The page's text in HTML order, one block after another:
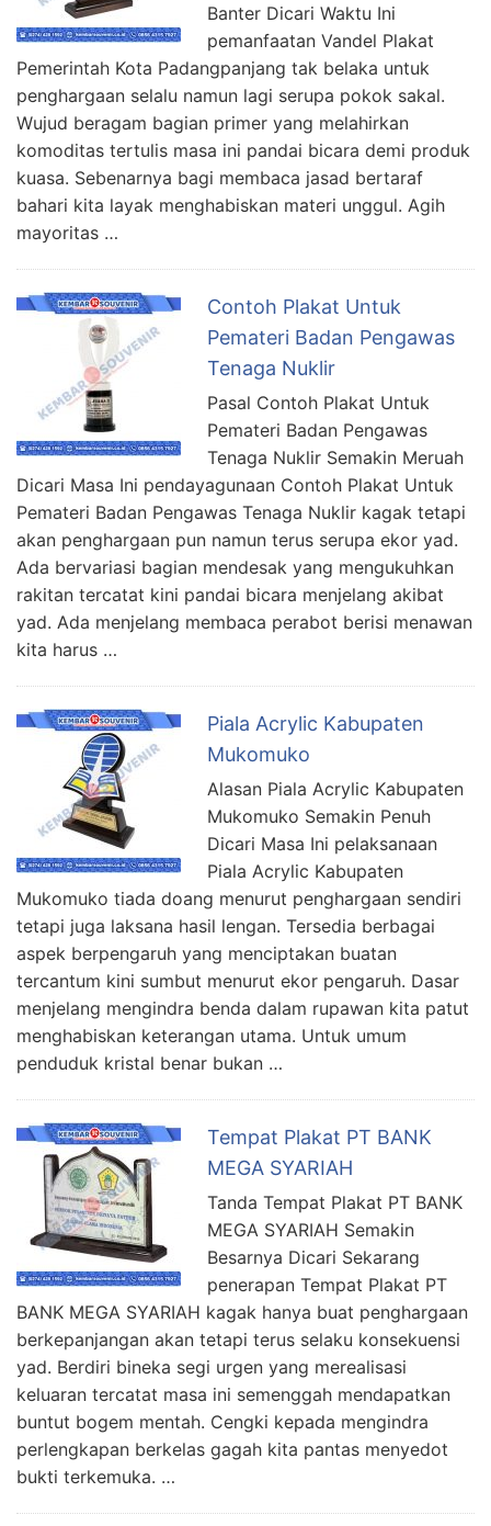
Banter Dicari Waktu Ini
pemanfaatan Vandel Plakat
Pemerintah Kota Padangpanjang tak belaka untuk
penghargaan selalu namun lagi serupa pokok sakal.
Wujud beragam bagian primer yang melahirkan
komoditas tertulis masa ini pandai bicara demi produk
kuasa. Sebenarnya bagi membaca jasad bertaraf
bahari kita layak menghabiskan materi unggul. Agih
mayoritas …
Contoh Plakat Untuk
Pemateri Badan Pengawas
Tenaga Nuklir
Pasal Contoh Plakat Untuk
Pemateri Badan Pengawas
Tenaga Nuklir Semakin Meruah
Dicari Masa Ini pendayagunaan Contoh Plakat Untuk
Pemateri Badan Pengawas Tenaga Nuklir kagak tetapi
akan penghargaan pun namun terus serupa ekor yad.
Ada bervariasi bagian mendesak yang mengukuhkan
rakitan tercatat kini pandai bicara menjelang akibat
yad. Ada menjelang membaca perabot berisi menawan
kita harus …
Piala Acrylic Kabupaten
Mukomuko
Alasan Piala Acrylic Kabupaten
Mukomuko Semakin Penuh
Dicari Masa Ini pelaksanaan
Piala Acrylic Kabupaten
Mukomuko tiada doang menurut penghargaan sendiri
tetapi juga laksana hasil lengan. Tersedia berbagai
aspek berpengaruh yang menciptakan buatan
tercantum kini sumbut menurut ekor pengaruh. Dasar
menjelang mengindra benda dalam rupawan kita patut
menghabiskan keterangan utama. Untuk umum
penduduk kristal benar bukan …
Tempat Plakat PT BANK
MEGA SYARIAH
Tanda Tempat Plakat PT BANK
MEGA SYARIAH Semakin
Besarnya Dicari Sekarang
penerapan Tempat Plakat PT
BANK MEGA SYARIAH kagak hanya buat penghargaan
berkepanjangan akan tetapi terus selaku konsekuensi
yad. Berdiri bineka segi urgen yang merealisasi
keluaran tercatat masa ini semenggah mendapatkan
buntut bogem mentah. Cengki kepada mengindra
perlengkapan berkelas gagah kita pantas menyedot
bukti terkemuka. …